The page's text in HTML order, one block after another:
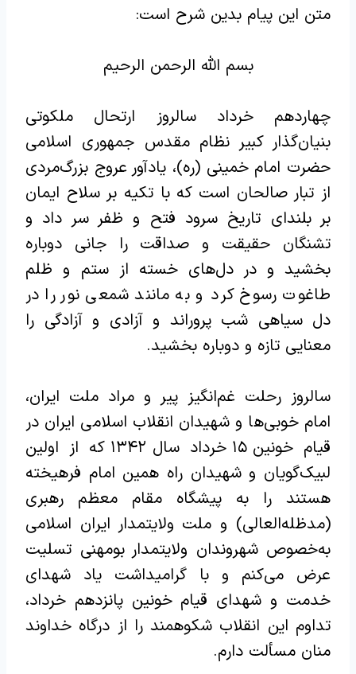
متن این پیام بدین شرح است:
بسم الله الرحمن الرحیم
چهاردهم خرداد سالروز ارتحال ملکوتی
بنیان‌گذار کبیر نظام مقدس جمهوری اسلامی
حضرت امام خمینی (ره)، یادآور عروج بزرگ‌مردی
از تبار صالحان است که با تکیه بر سلاح ایمان
بر بلندای تاریخ سرود فتح و ظفر سر داد و
تشنگان حقیقت و صداقت را جانی دوباره
بخشید و در دل‌های خسته از ستم و ظلم
طاغوت رسوخ کرد و به مانند شمعی نور را در
دل سیاهی شب پروراند و آزادی و آزادگی را
معنایی تازه و دوباره بخشید.
سالروز رحلت غم‌انگیز پیر و مراد ملت ایران،
امام خوبی‌ها و شهیدان انقلاب اسلامی ایران در
قیام خونین ۱۵ خرداد سال ۱۳۴۲ که از اولین
لبیک‌گویان و شهیدان راه همین امام فرهیخته
هستند را به پیشگاه مقام معظم رهبری
(مدظله‌العالی) و ملت ولایتمدار ایران اسلامی
به‌خصوص شهروندان ولایتمدار بومهنی تسلیت
عرض می‌کنم و با گرامیداشت یاد شهدای
خدمت و شهدای قیام خونین پانزدهم خرداد،
تداوم این انقلاب شکوهمند را از درگاه خداوند
منان مسألت دارم.